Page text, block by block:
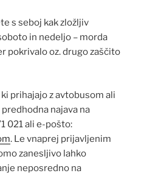
s seboj kak zložljiv
in nedeljo – morda
pokrivalo oz. drugo zaščito
prihajajo z avtobusom ali
najava na
021 ali e-pošto:
. Le vnaprej prijavljenim
zanesljivo lahko
neposredno na